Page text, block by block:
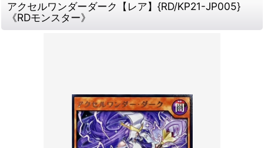
アクセルワンダーダーク【レア】{RD/KP21-JP005}
《RDモンスター》